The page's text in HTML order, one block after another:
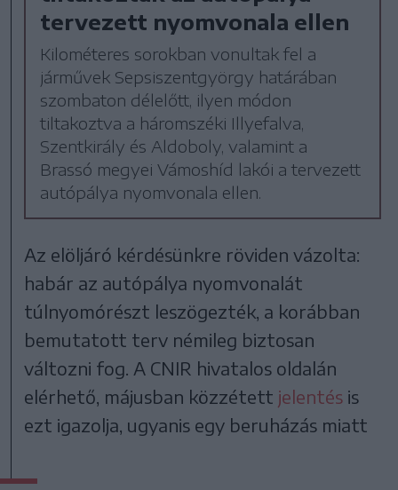
tervezett nyomvonala ellen
Kilométeres sorokban vonultak fel a
járművek Sepsiszentgyörgy határában
szombaton délelőtt, ilyen módon
tiltakoztva a háromszéki Illyefalva,
Szentkirály és Aldoboly, valamint a
Brassó megyei Vámoshíd lakói a tervezett
autópálya nyomvonala ellen.
Az elöljáró kérdésünkre röviden vázolta:
habár az autópálya nyomvonalát
túlnyomórészt leszögezték, a korábban
bemutatott terv némileg biztosan
változni fog. A CNIR hivatalos oldalán
elérhető, májusban közzétett jelentés is
ezt igazolja, ugyanis egy beruházás miatt